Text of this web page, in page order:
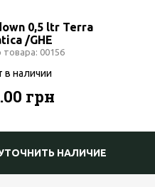
0,5 ltr Terra
/GHE
00156
в наличии
грн
НАЛИЧИЕ